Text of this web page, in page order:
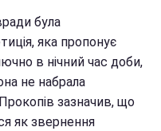
була
яка пропонує
в нічний час доби,
не набрала
зазначив, що
як звернення